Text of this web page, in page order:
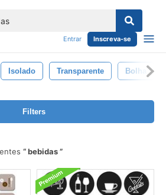
Entrar Inscreva-se
Isolado Transparente Bolha
Filters
bebidas